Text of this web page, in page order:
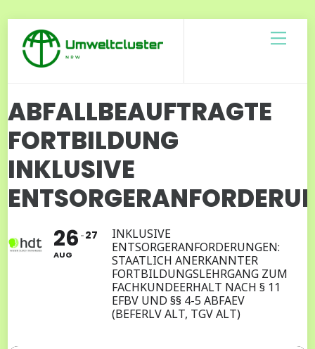
content
ABFALLBEAUFTRAGTE
FORTBILDUNG
INKLUSIVE
26
AUG
27
INKLUSIVE
ENTSORGERANFORDERUNGEN:
STAATLICH ANERKANNTER
FORTBILDUNGSLEHRGANG ZUM
FACHKUNDEERHALT NACH § 11
EFBV UND §§ 4-5 ABFAEV
(BEFERLV ALT, TGV ALT)